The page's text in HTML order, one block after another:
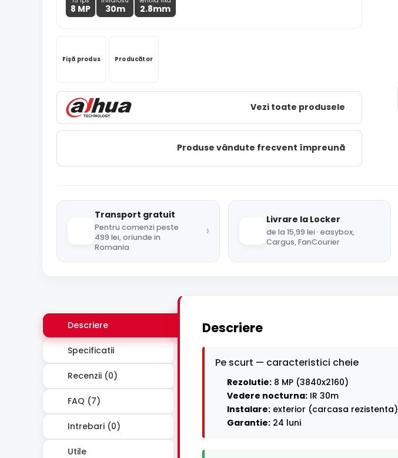
8 MP 30m 2.8mm
Fișă produs Producător
Vezi toate produsele
Produse vândute frecvent împreună
Transport gratuit
Pentru comenzi peste
499 lei, oriunde in
Romania
›
Livrare la Locker
de la 15,99 lei · easybox,
Cargus, FanCourier
Descriere
Specificatii
Recenzii (0)
FAQ (7)
Intrebari (0)
Utile
Descriere
Pe scurt — caracteristici cheie
Rezolutie: 8 MP (3840x2160)
Vedere nocturna: IR 30m
Instalare: exterior (carcasa rezistenta)
Garantie: 24 luni